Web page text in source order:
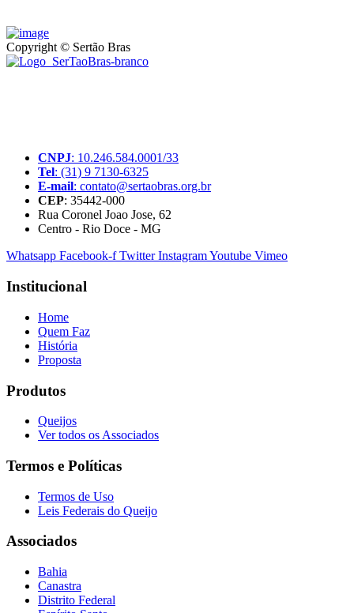
Copyright © Sertão Bras
CNPJ: 10.246.584.0001/33
Tel: (31) 9 7130-6325
E-mail: contato@sertaobras.org.br
CEP: 35442-000
Rua Coronel Joao Jose, 62
Centro - Rio Doce - MG
Whatsapp Facebook-f Twitter InstagramYoutube Vimeo
Institucional
Home
Quem Faz
História
Proposta
Produtos
Queijos
Ver todos os Associados
Termos e Políticas
Termos de Uso
Leis Federais do Queijo
Associados
Bahia
Canastra
Distrito Federal